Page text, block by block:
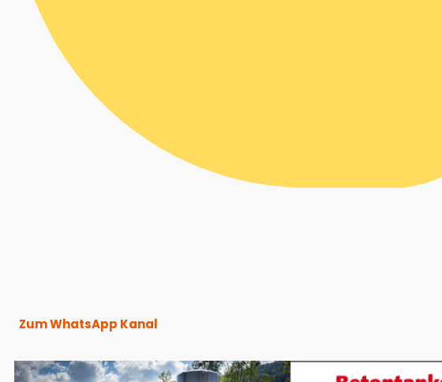
Zum WhatsApp Kanal